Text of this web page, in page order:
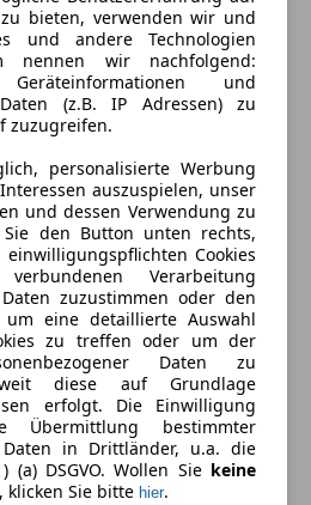
bieten, verwenden wir und
und andere Technologien
nennen wir nachfolgend:
und
(z.B. IP Adressen) zu
zuzugreifen.
personalisierte Werbung
auszuspielen, unser
und dessen Verwendung zu
Sie den Button unten rechts,
Cookies
Verarbeitung
zuzustimmen oder den
eine detaillierte Auswahl
zu treffen oder um der
Daten zu
diese auf Grundlage
erfolgt. Die Einwilligung
Übermittlung bestimmter
Daten in Drittländer, u.a. die
(a) DSGVO. Wollen Sie keine
klicken Sie bitte hier.